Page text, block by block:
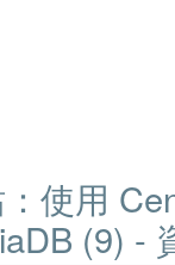
使用
(9) -